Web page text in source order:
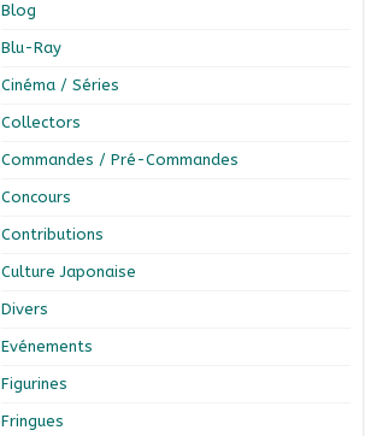
Blog
Blu-Ray
Cinéma / Séries
Collectors
Commandes / Pré-Commandes
Concours
Contributions
Culture Japonaise
Divers
Evénements
Figurines
Fringues